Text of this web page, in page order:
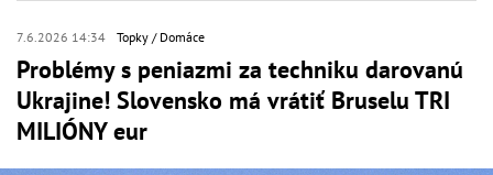
7.6.2026 14:34 Topky Domáce
Problémy s peniazmi za techniku darovanú
Ukrajine! Slovensko má vrátiť Bruselu TRI
MILIÓNY eur